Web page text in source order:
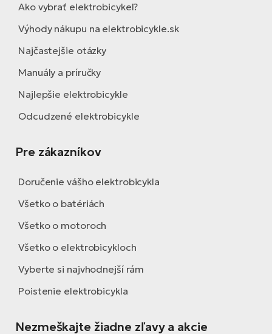
Ako vybrať elektrobicykel?
Výhody nákupu na elektrobicykle.sk
Najčastejšie otázky
Manuály a príručky
Najlepšie elektrobicykle
Odcudzené elektrobicykle
Pre zákazníkov
Doručenie vášho elektrobicykla
Všetko o batériách
Všetko o motoroch
Všetko o elektrobicykloch
Vyberte si najvhodnejší rám
Poistenie elektrobicykla
Nezmeškajte žiadne zľavy a akcie